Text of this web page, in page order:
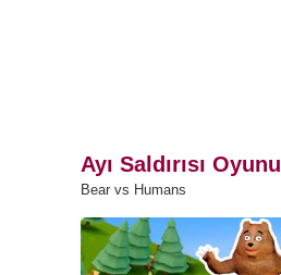
Ayı Saldırısı Oyunu
Bear vs Humans